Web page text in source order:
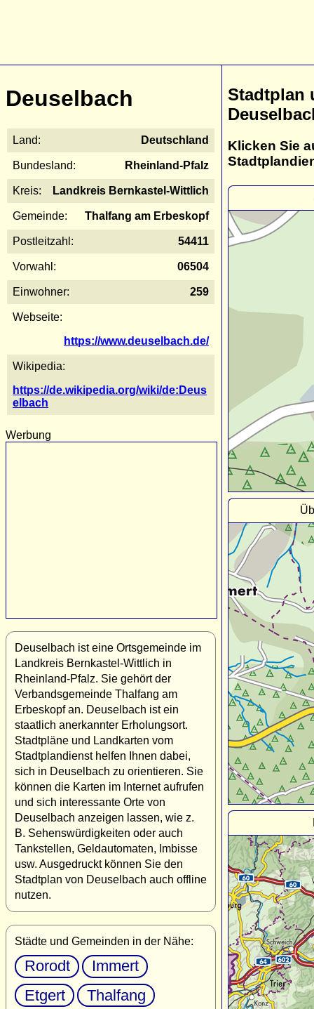
Deuselbach
Land: Deutschland
Bundesland: Rheinland-Pfalz
Kreis: Landkreis Bernkastel-Wittlich
Gemeinde: Thalfang am Erbeskopf
Postleitzahl: 54411
Vorwahl: 06504
Einwohner: 259
Webseite:
https://www.deuselbach.de/
Wikipedia:
https://de.wikipedia.org/wiki/de:Deus
elbach
Werbung
Deuselbach ist eine Ortsgemeinde im
Landkreis Bernkastel-Wittlich in
Rheinland-Pfalz. Sie gehört der
Verbandsgemeinde Thalfang am
Erbeskopf an. Deuselbach ist ein
staatlich anerkannter Erholungsort.
Stadtpläne und Landkarten vom
Stadtplandienst helfen Ihnen dabei,
sich in Deuselbach zu orientieren. Sie
können die Karten im Internet aufrufen
und sich interessante Orte von
Deuselbach anzeigen lassen, wie z.
B. Sehenswürdigkeiten oder auch
Tankstellen, Geldautomaten, Imbisse
usw. Ausgedruckt können Sie den
Stadtplan von Deuselbach auch offline
nutzen.
Städte und Gemeinden in der Nähe:
Rorodt
Immert
Etgert
Thalfang
Stadtplan
Klicken Sie